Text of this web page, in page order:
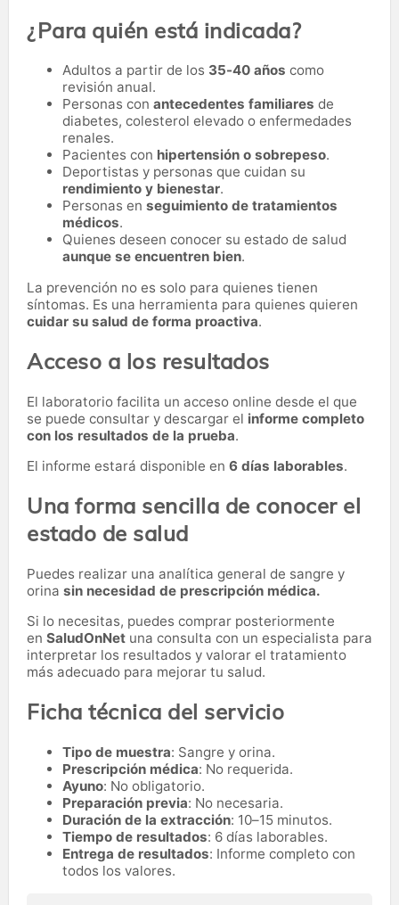
¿Para quién está indicada?
Adultos a partir de los 35-40 años como
revisión anual.
Personas con antecedentes familiares de
diabetes, colesterol elevado o enfermedades
renales.
Pacientes con hipertensión o sobrepeso.
Deportistas y personas que cuidan su
rendimiento y bienestar.
Personas en seguimiento de tratamientos
médicos.
Quienes deseen conocer su estado de salud
aunque se encuentren bien.
La prevención no es solo para quienes tienen
síntomas. Es una herramienta para quienes quieren
cuidar su salud de forma proactiva.
Acceso a los resultados
El laboratorio facilita un acceso online desde el que
se puede consultar y descargar el informe completo
con los resultados de la prueba.
El informe estará disponible en 6 días laborables.
Una forma sencilla de conocer el
estado de salud
Puedes realizar una analítica general de sangre y
orina sin necesidad de prescripción médica.
Si lo necesitas, puedes comprar posteriormente
en SaludOnNet una consulta con un especialista para
interpretar los resultados y valorar el tratamiento
más adecuado para mejorar tu salud.
Ficha técnica del servicio
Tipo de muestra: Sangre y orina.
Prescripción médica: No requerida.
Ayuno: No obligatorio.
Preparación previa: No necesaria.
Duración de la extracción: 10–15 minutos.
Tiempo de resultados: 6 días laborables.
Entrega de resultados: Informe completo con
todos los valores.